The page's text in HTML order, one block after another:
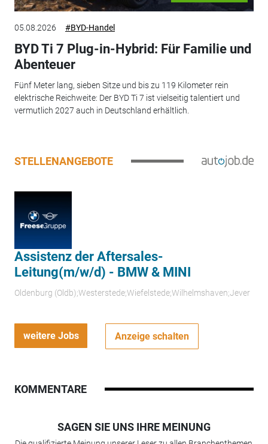
05.08.2026 #BYD-Handel
BYD Ti 7 Plug-in-Hybrid: Für Familie und
Abenteuer
Fünf Meter lang, sieben Sitze und bis zu 119 Kilometer rein
elektrische Reichweite: Der BYD Ti 7 ist vielseitig talentiert und
vermutlich 2027 auch in Deutschland erhältlich.
STELLENANGEBOTE
Assistenz der Aftersales-
Leitung(m/w/d) - BMW & MINI
Oldenburg (Oldb);Westerstede;Wiefelstede;Wilhelmshaven;Jever
weitere Jobs Anzeige schalten
KOMMENTARE
SAGEN SIE UNS IHRE MEINUNG